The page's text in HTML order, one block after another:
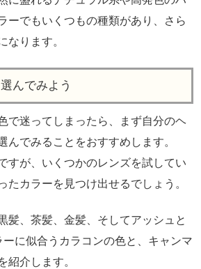
ーでもいくつもの種類があり、さら
なります。
んでみよう
で迷ってしまったら、まず自分のヘ
んでみることをおすすめします。
すが、いくつかのレンズを試してい
たカラーを見つけ出せるでしょう。
髪、茶髪、金髪、そしてアッシュと
に似合うカラコンの色と、キャンマ
紹介します。